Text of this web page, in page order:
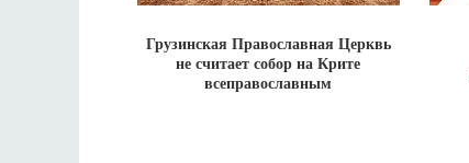
Грузинская Православная Церквь
не считает собор на Крите
всеправославным